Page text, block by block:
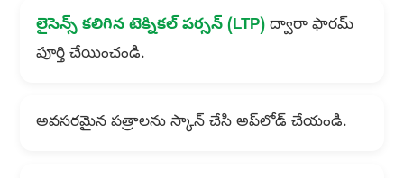
లైసెన్స్ కలిగిన టెక్నికల్ పర్సన్ (LTP)ద్వారా ఫారమ్‌
పూర్తి చేయించండి.
అవసరమైన పత్రాలను స్కాన్ చేసి అప్‌లోడ్ చేయండి.